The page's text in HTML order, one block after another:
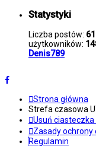
Statystyki
Liczba postów:
użytkowników:
Denis789
Strona główna
Strefa czasowa
Usuń
Zasady ochrony
Regulamin